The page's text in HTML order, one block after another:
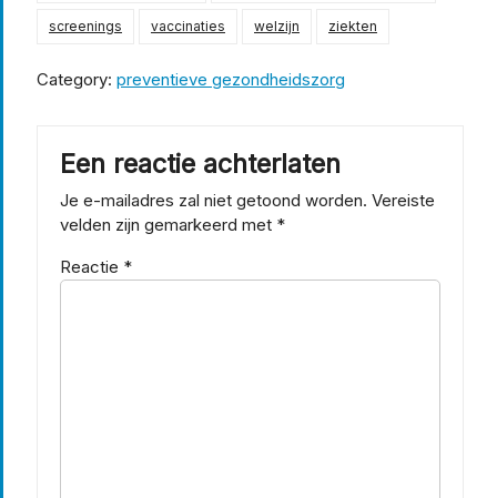
screenings vaccinaties welzijn ziekten
Category: preventieve gezondheidszorg
Een reactie achterlaten
Je e-mailadres zal niet getoond worden. Vereiste
velden zijn gemarkeerd met *
Reactie *